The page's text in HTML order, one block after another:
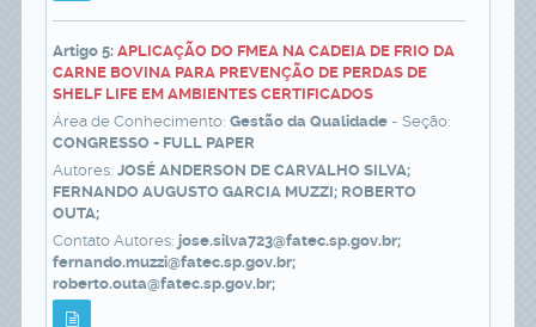
Artigo 5: APLICAÇÃO DO FMEA NA CADEIA DE FRIO DA
CARNE BOVINA PARA PREVENÇÃO DE PERDAS DE
SHELF LIFE EM AMBIENTES CERTIFICADOS
Área de Conhecimento: Gestão da Qualidade - Seção:
CONGRESSO - FULL PAPER
Autores: JOSÉ ANDERSON DE CARVALHO SILVA;
FERNANDO AUGUSTO GARCIA MUZZI; ROBERTO
OUTA;
Contato Autores: jose.silva723@fatec.sp.gov.br;
fernando.muzzi@fatec.sp.gov.br;
roberto.outa@fatec.sp.gov.br;